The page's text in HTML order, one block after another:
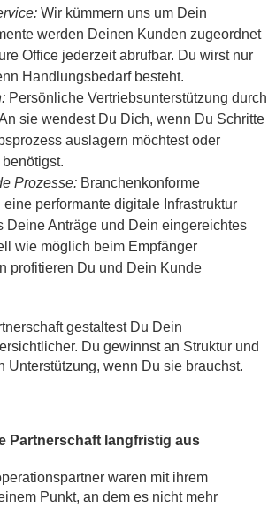
Wir kümmern uns um Dein
werden Deinen Kunden zugeordnet
Office jederzeit abrufbar. Du wirst nur
Handlungsbedarf besteht.
Persönliche Vertriebsunterstützung durch
sie wendest Du Dich, wenn Du Schritte
auslagern möchtest oder
Prozesse: Branchenkonforme
performante digitale Infrastruktur
Deine Anträge und Dein eingereichtes
wie möglich beim Empfänger
profitieren Du und Dein Kunde
gestaltest Du Dein
Du gewinnst an Struktur und
Unterstützung, wenn Du sie brauchst.
Partnerschaft langfristig aus
waren mit ihrem
Punkt, an dem es nicht mehr